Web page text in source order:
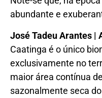
abundante e
José Tadeu Arantes |
Caatinga é o único
exclusivamente no
maior área contínua
sazonalmente seca